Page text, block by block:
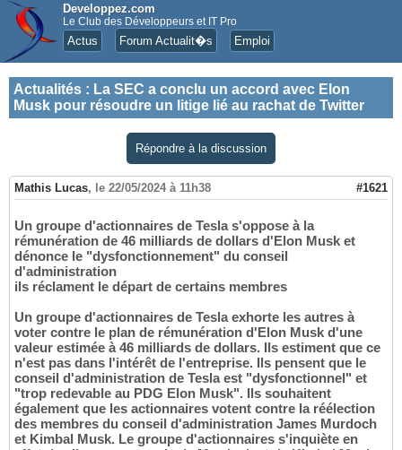
Developpez.com
Le Club des Développeurs et IT Pro
Actus Forum Actualit�s Emploi
Actualités : La SEC a conclu un accord avec Elon
Musk pour résoudre un litige lié au rachat de Twitter
Répondre à la discussion
Mathis Lucas, le 22/05/2024 à 11h38 #1621
Un groupe d'actionnaires de Tesla s'oppose à la
rémunération de 46 milliards de dollars d'Elon Musk et
dénonce le "dysfonctionnement" du conseil
d'administration
ils réclament le départ de certains membres
Un groupe d'actionnaires de Tesla exhorte les autres à
voter contre le plan de rémunération d'Elon Musk d'une
valeur estimée à 46 milliards de dollars. Ils estiment que ce
n'est pas dans l'intérêt de l'entreprise. Ils pensent que le
conseil d'administration de Tesla est "dysfonctionnel" et
"trop redevable au PDG Elon Musk". Ils souhaitent
également que les actionnaires votent contre la réélection
des membres du conseil d'administration James Murdoch
et Kimbal Musk. Le groupe d'actionnaires s'inquiète en